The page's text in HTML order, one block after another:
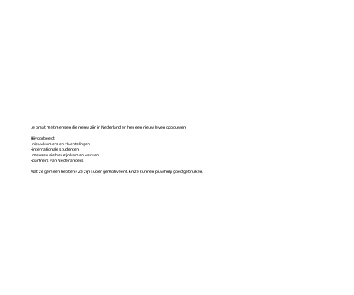
Je praat met mensen die nieuw zijn in Nederland en hier een nieuw leven opbouwen.
Bijvoorbeeld:
• nieuwkomers en vluchtelingen
• internationale studenten
• mensen die hier zijn komen werken
• partners van Nederlanders
Wat ze gemeen hebben? Ze zijn super gemotiveerd. En ze kunnen jouw hulp goed gebruiken.